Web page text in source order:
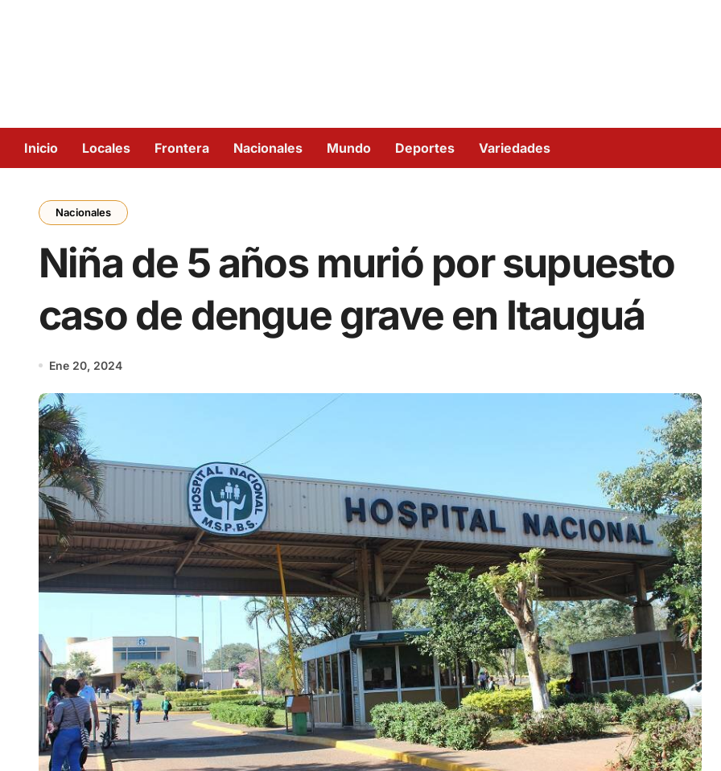
Inicio Locales Frontera Nacionales Mundo Deportes Variedades
Nacionales
Niña de 5 años murió por supuesto
caso de dengue grave en Itauguá
Ene 20, 2024